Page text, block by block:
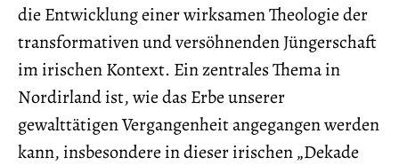
die Entwicklung einer wirksamen Theologie der
transformativen und versöhnenden Jüngerschaft
im irischen Kontext. Ein zentrales Thema in
Nordirland ist, wie das Erbe unserer
gewalttätigen Vergangenheit angegangen werden
kann, insbesondere in dieser irischen „Dekade